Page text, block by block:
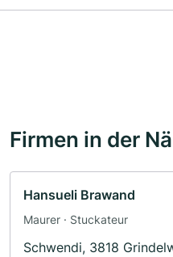
Firmen in der
Hansueli Brawand
Maurer · Stuckateur
Schwendi, 3818